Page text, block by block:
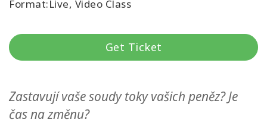
CONTACT
Format:Live, Video Class
Get Ticket
Zastavují vaše soudy toky vašich peněz? Je
čas na změnu?